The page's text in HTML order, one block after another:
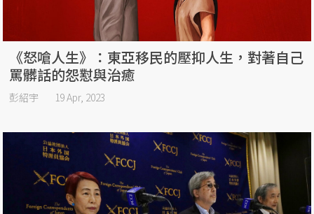
《怒嗆人生》：東亞移民的壓抑人生，對著自己
罵髒話的怨懟與治癒
彭紹宇 19 Apr, 2023